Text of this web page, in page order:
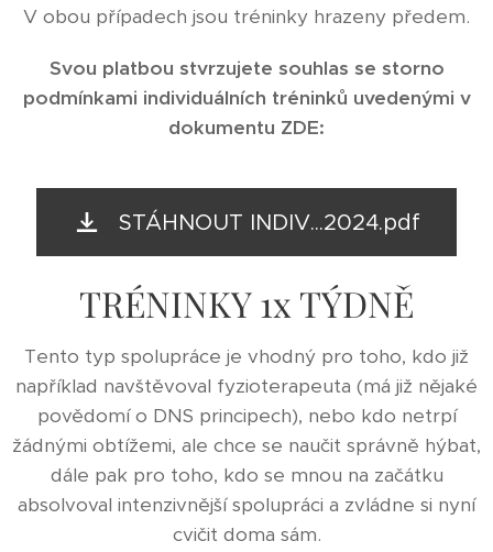
V obou případech jsou tréninky hrazeny předem.
Svou platbou stvrzujete souhlas se storno
podmínkami individuálních tréninků uvedenými v
dokumentu ZDE:
STÁHNOUT INDIV...2024.pdf
TRÉNINKY 1x TÝDNĚ
Tento typ spolupráce je vhodný pro toho, kdo již
například navštěvoval fyzioterapeuta (má již nějaké
povědomí o DNS principech), nebo kdo netrpí
žádnými obtížemi, ale chce se naučit správně hýbat,
dále pak pro toho, kdo se mnou na začátku
absolvoval intenzivnější spolupráci a zvládne si nyní
cvičit doma sám.